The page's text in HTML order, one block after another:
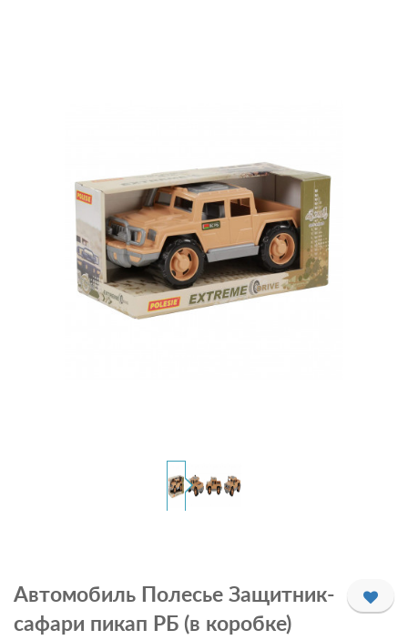
Автомобиль Полесье Защитник-
сафари пикап РБ (в коробке)